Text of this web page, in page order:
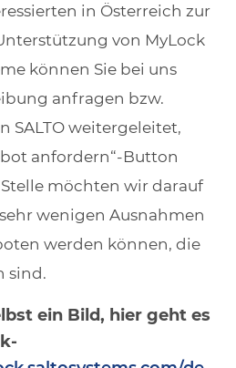
in Österreich zur
von MyLock
können Sie bei uns
anfragen bzw.
SALTO weitergeleitet,
anfordern“-Button
möchten wir darauf
wenigen Ausnahmen
werden können, die
sind.
ein Bild, hier geht es